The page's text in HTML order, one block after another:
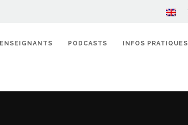
ENSEIGNANTS PODCASTS INFOS PRATIQUES